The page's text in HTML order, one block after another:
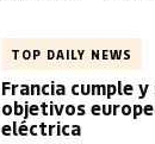
TOP DAILY NEWS
Francia cumple
objetivos
eléctrica